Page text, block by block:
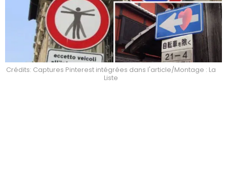
Crédits: Captures Pinterest intégrées dans l'article/Montage : La
Liste